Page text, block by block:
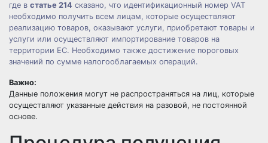
где в статье 214 сказано, что идентификационный номер VAT
необходимо получить всем лицам, которые осуществляют
реализацию товаров, оказывают услуги, приобретают товары и
услуги или осуществляют импортирование товаров на
территории ЕС. Необходимо также достижение пороговых
значений по сумме налогооблагаемых операций.
Важно:
Данные положения могут не распространяться на лиц, которые
осуществляют указанные действия на разовой, не постоянной
основе.